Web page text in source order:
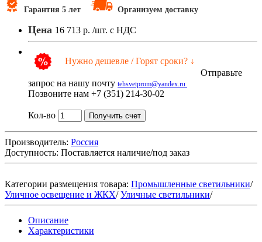
Гарантия 5 лет Организуем доставку
Цена 16 713 р. /шт. с НДС
Нужно дешевле / Горят сроки? ↓
Отправьте
запрос на нашу почту tehsvetprom@yandex.ru
Позвоните нам +7 (351) 214-30-02
Кол-во Получить счет
Производитель: Россия
Доступность: Поставляется наличие/под заказ
Категории размещения товара: Промышленные светильники/
Уличное освещение и ЖКХ/Уличные светильники/
Описание
Характеристики